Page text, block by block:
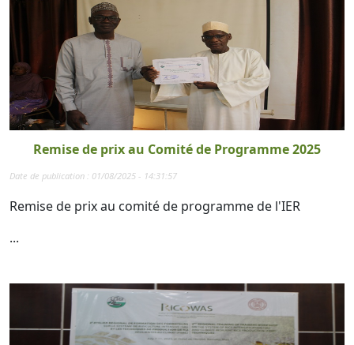
Remise de prix au Comité de Programme 2025
Date de publication : 01/08/2025 - 14:31:57
Remise de prix au comité de programme de l'IER
...